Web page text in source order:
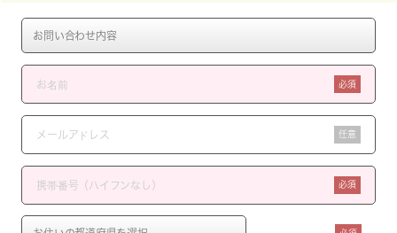
必須
任意
必須